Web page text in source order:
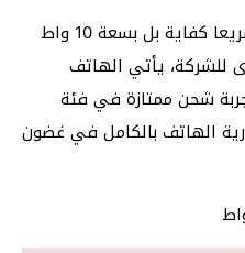
يأتي الهاتف مع شاحن ليس سريعا كفاية بل بسعة 10 واط
يأتي الهاتف
شحن ممتازة في فئة
الهاتف بالكامل في غضون